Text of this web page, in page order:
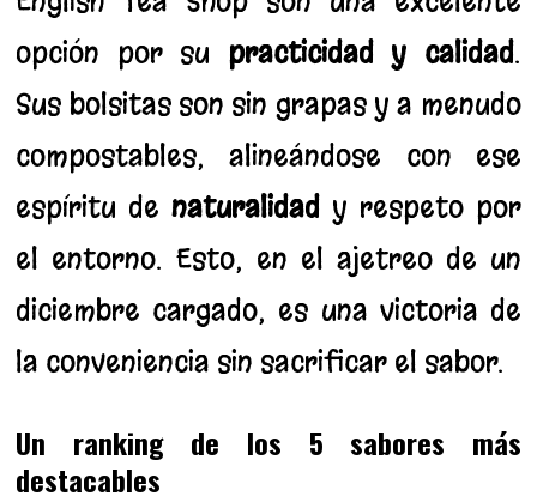
opción por su practicidad y calidad.
Sus bolsitas son sin grapas y a menudo
compostables, alineándose con ese
espíritu denaturalidad y respeto por
el entorno. Esto, en el ajetreo de un
diciembre cargado, es una victoria de
la conveniencia sin sacrificar el sabor.
Un ranking de los 5 sabores más
destacables